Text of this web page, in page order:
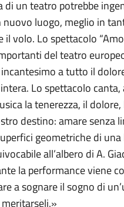
un teatro potrebbe
nuovo luogo, meglio in
il volo. Lo spettacolo
del teatro
a tutto il
Lo spettacolo
la tenerezza, il
destino: amare senza
geometriche di
all’albero di A.
la performance viene
a sognare il sogno di